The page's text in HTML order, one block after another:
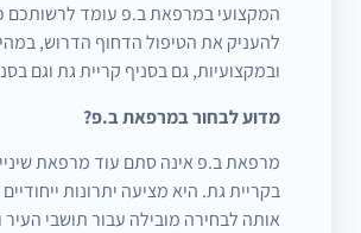
המקצועי במרפאת ב.פ עומד לרשותכם
להעניק את הטיפול הדחוף הדרוש,
ובמקצועיות, גם בסניף קריית גת וגם
מדוע לבחור במרפאת ב.פ?
מרפאת ב.פ אינה סתם עוד מרפאת
בקריית גת. היא מציעה יתרונות
אותה לבחירה מובילה עבור תושבי העיר